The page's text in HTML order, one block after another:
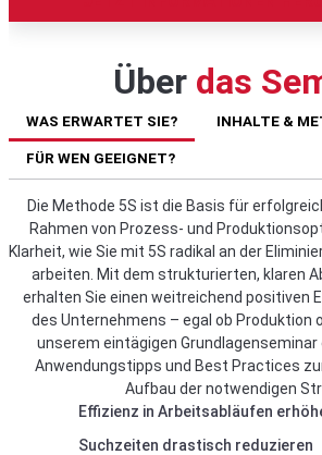
Über das
WAS ERWARTET SIE? INHALTE &
FÜR WEN GEEIGNET?
Die Methode 5S ist die Basis für
Rahmen von Prozess- und
Klarheit, wie Sie mit 5S radikal an der
arbeiten. Mit dem strukturierten, klaren
erhalten Sie einen weitreichend positiven
des Unternehmens – egal ob Produktion
unserem eintägigen
Anwendungstipps und Best Practices
Aufbau der notwendigen
Effizienz in Arbeitsabläufen
Suchzeiten drastisch reduzieren